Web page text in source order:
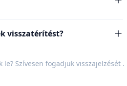
visszatérítést?
Szívesen fogadjuk visszajelzését .